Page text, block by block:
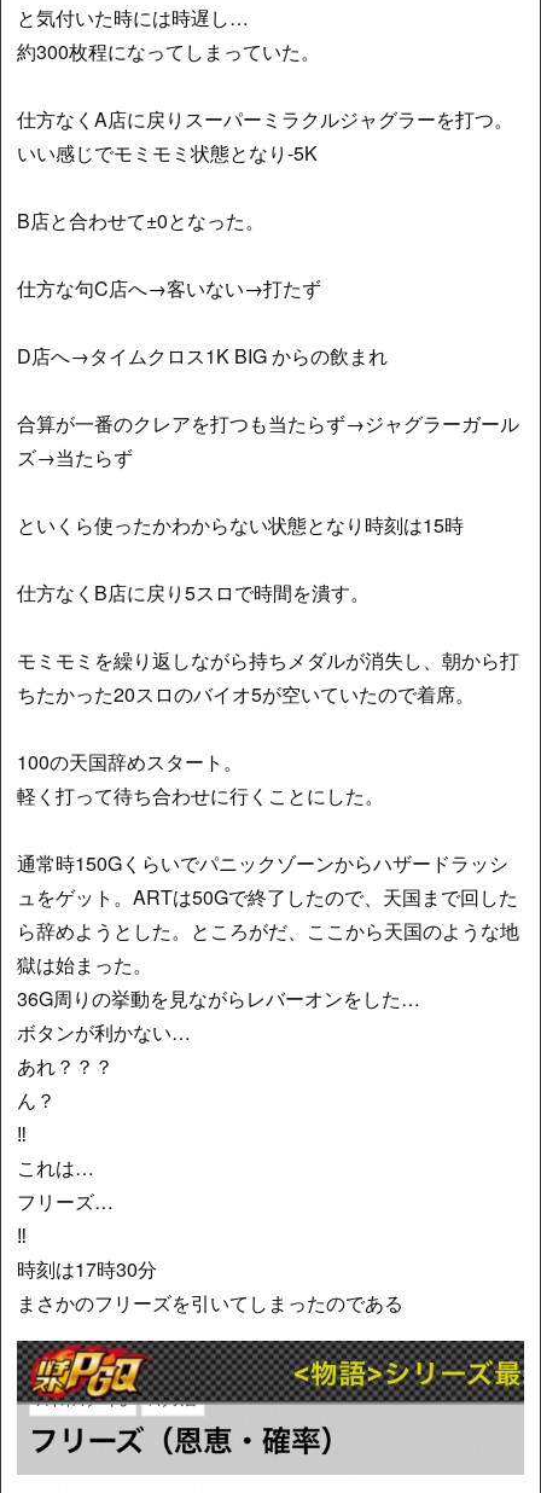
と気付いた時には時遅し…
約300枚程になってしまっていた。
仕方なくA店に戻りスーパーミラクルジャグラーを打つ。
いい感じでモミモミ状態となり-5K
B店と合わせて±0となった。
仕方な句C店へ→客いない→打たず
D店へ→タイムクロス1K BIG からの飲まれ
合算が一番のクレアを打つも当たらず→ジャグラーガール
ズ→当たらず
といくら使ったかわからない状態となり時刻は15時
仕方なくB店に戻り5スロで時間を潰す。
モミモミを繰り返しながら持ちメダルが消失し、朝から打
ちたかった20スロのバイオ5が空いていたので着席。
100の天国辞めスタート。
軽く打って待ち合わせに行くことにした。
通常時150Gくらいでパニックゾーンからハザードラッシ
ュをゲット。ARTは50Gで終了したので、天国まで回した
ら辞めようとした。ところがだ、ここから天国のような地
獄は始まった。
36G周りの挙動を見ながらレバーオンをした…
ボタンが利かない…
あれ？？？
ん？
‼︎
これは…
フリーズ…
‼︎
時刻は17時30分
まさかのフリーズを引いてしまったのである